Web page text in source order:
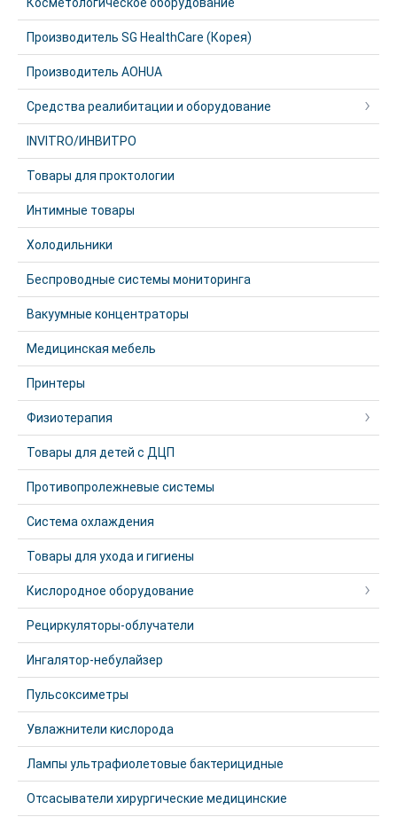
Производитель SG HealthCare (Корея)
Производитель AOHUA
Средства реалибитации и оборудование
INVITRO/ИНВИТРО
Товары для проктологии
Интимные товары
Холодильники
Беспроводные системы мониторинга
Вакуумные концентраторы
Медицинская мебель
Принтеры
Физиотерапия
Товары для детей с ДЦП
Противопролежневые системы
Система охлаждения
Товары для ухода и гигиены
Кислородное оборудование
Рециркуляторы-облучатели
Ингалятор-небулайзер
Пульсоксиметры
Увлажнители кислорода
Лампы ультрафиолетовые бактерицидные
Отсасыватели хирургические медицинские